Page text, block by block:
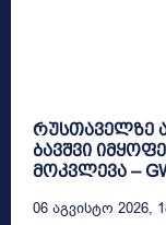
რუსთაველზე
ბავშვი
მოკვლევა –
06 Აგვისტო 2026,